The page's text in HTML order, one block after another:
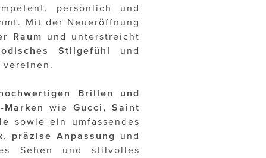
persönlich und
Mit der Neueröffnung
Raum und unterstreicht
Stilgefühl und
Brillen und
wie Gucci, Saint
sowie ein umfassendes
, präzise Anpassung
und
Sehen und stilvolles